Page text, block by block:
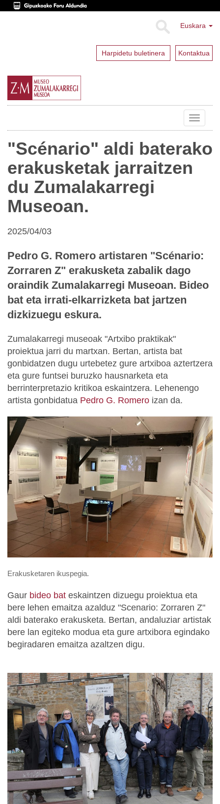
Euskara
Harpidetu buletinera Kontaktua
Toggle
"Scénario" aldi baterako
erakusketak jarraitzen
du Zumalakarregi
Museoan.
2025/04/03
Pedro G. Romero artistaren "Scénario:
Zorraren Z" erakusketa zabalik dago
oraindik Zumalakarregi Museoan. Bideo
bat eta irrati-elkarrizketa bat jartzen
dizkizuegu eskura.
Zumalakarregi museoak "Artxibo praktikak"
proiektua jarri du martxan. Bertan, artista bat
gonbidatzen dugu urtebetez gure artxiboa aztertzera
eta gure funtsei buruzko hausnarketa eta
berrinterpretazio kritikoa eskaintzera. Lehenengo
artista gonbidatua Pedro G. Romero izan da.
Erakusketaren ikuspegia.
Gaur bideo bat eskaintzen dizuegu proiektua eta
bere lehen emaitza azalduz "Scenario: Zorraren Z"
aldi baterako erakusketa. Bertan, andaluziar artistak
bere lan egiteko modua eta gure artxibora egindako
begiradaren emaitza azaltzen digu.